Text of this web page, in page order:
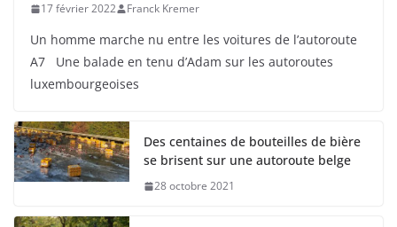
17 février 2022 Franck Kremer
Un homme marche nu entre les voitures de l’autoroute
A7 Une balade en tenu d’Adam sur les autoroutes
luxembourgeoises
Des centaines de bouteilles de bière
se brisent sur une autoroute belge
28 octobre 2021